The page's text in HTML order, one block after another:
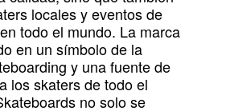
locales y eventos de
todo el mundo. La marca
en un símbolo de la
y una fuente de
los skaters de todo el
no solo se